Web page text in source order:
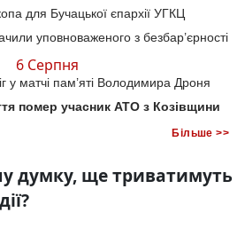
для Бучацької єпархії УГКЦ
уповноваженого з безбар’єрності
6 Серпня
у матчі пам’яті Володимира Дроня
помер учасник АТО з Козівщини
Більше >>
думку, ще триватимуть